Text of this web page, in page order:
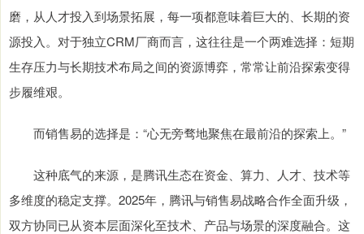
磨，从人才投入到场景拓展，每一项都意味着巨大的、长期的资
源投入。对于独立CRM厂商而言，这往往是一个两难选择：短期
生存压力与长期技术布局之间的资源博弈，常常让前沿探索变得
步履维艰。
而销售易的选择是：“心无旁骛地聚焦在最前沿的探索上。”
这种底气的来源，是腾讯生态在资金、算力、人才、技术等
多维度的稳定支撑。2025年，腾讯与销售易战略合作全面升级，
双方协同已从资本层面深化至技术、产品与场景的深度融合。这